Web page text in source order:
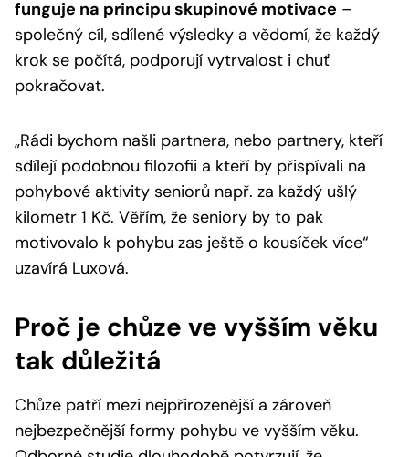
funguje na principu skupinové motivace –
společný cíl, sdílené výsledky a vědomí, že každý
krok se počítá, podporují vytrvalost i chuť
pokračovat.
„Rádi bychom našli partnera, nebo partnery, kteří
sdílejí podobnou filozofii a kteří by přispívali na
pohybové aktivity seniorů např. za každý ušlý
kilometr 1 Kč. Věřím, že seniory by to pak
motivovalo k pohybu zas ještě o kousíček více“
uzavírá Luxová.
Proč je chůze ve vyšším věku
tak důležitá
Chůze patří mezi nejpřirozenější a zároveň
nejbezpečnější formy pohybu ve vyšším věku.